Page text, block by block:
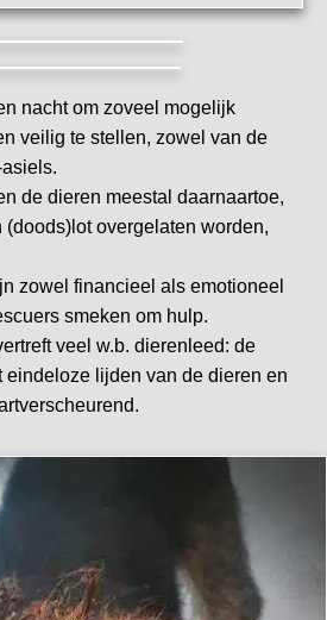
nacht om zoveel mogelijk
veilig te stellen, zowel van de
de dieren meestal daarnaartoe,
overgelaten worden,
zowel financieel als emotioneel
smeken om hulp.
veel w.b. dierenleed: de
eindeloze lijden van de dieren en